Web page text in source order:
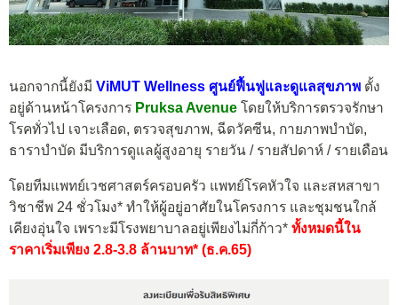
นอกจากนี้ยังมี ViMUT Wellness ศูนย์ฟื้นฟูและดูแลสุขภาพ ตั้ง
อยู่ด้านหน้าโครงการ Pruksa Avenue โดยให้บริการตรวจรักษา
โรคทั่วไป เจาะเลือด, ตรวจสุขภาพ, ฉีดวัคซีน, กายภาพบำบัด,
ธาราบำบัด มีบริการดูแลผู้สูงอายุ รายวัน / รายสัปดาห์ / รายเดือน
โดยทีมแพทย์เวชศาสตร์ครอบครัว แพทย์โรคหัวใจ และสหสาขา
วิชาชีพ 24 ชั่วโมง* ทำให้ผู้อยู่อาศัยในโครงการ และชุมชนใกล้
เคียงอุ่นใจ เพราะมีโรงพยาบาลอยู่เพียงไม่กี่ก้าว* ทั้งหมดนี้ใน
ราคาเริ่มเพียง 2.8-3.8 ล้านบาท* (ธ.ค.65)